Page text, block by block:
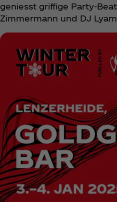
geniesst griffige Party-
Zimmermann und DJ